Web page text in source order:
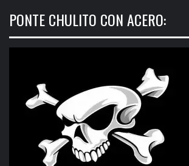
PONTE CHULITO CON ACERO: